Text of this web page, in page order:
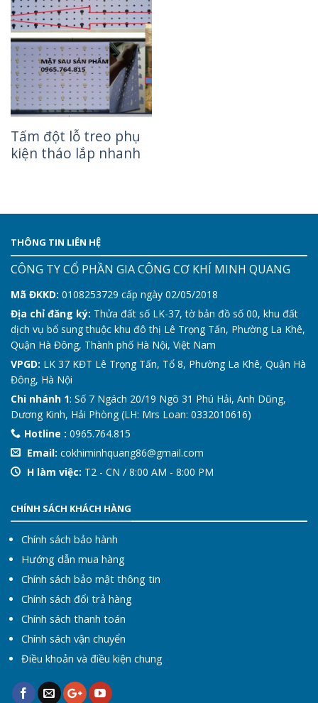
Tấm đột lỗ treo phụ
kiện tháo lắp nhanh
THÔNG TIN LIÊN HỆ
CÔNG TY CỔ PHẦN GIA CÔNG CƠ KHÍ MINH QUANG
Mã ĐKKD: 0108253729 cấp ngày 02/05/2018
Địa chỉ đăng ký: Thửa đất số LK-37, tờ bản đồ số 00, khu đất
dịch vụ bổ sung thuộc khu đô thị Lê Trọng Tấn, Phường La Khê,
Quận Hà Đông, Thành phố Hà Nội, Việt Nam
VPGD: LK 37 KĐT Lê Trọng Tấn, Tổ 8, Phường La Khê, Quận Hà
Đông, Hà Nội
Chi nhánh 1: Số 7 Ngách 20/19 Ngõ 31 Phú Hải, Anh Dũng,
Dương Kinh, Hải Phòng (LH: Mrs Loan: 0332010616)
Hotline : 0965.764.815
Email: cokhiminhquang86@gmail.com
H làm việc: T2 - CN / 8:00 AM - 8:00 PM
CHÍNH SÁCH KHÁCH HÀNG
Chính sách bảo hành
Hướng dẫn mua hàng
Chính sách bảo mật thông tin
Chính sách đổi trả hàng
Chính sách thanh toán
Chính sách vận chuyển
Điều khoản và điều kiện chung